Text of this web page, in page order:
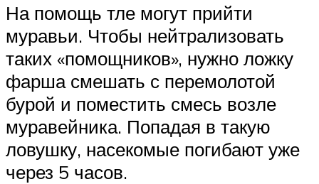
На помощь тле могут прийти
муравьи. Чтобы нейтрализовать
таких «помощников», нужно ложку
фарша смешать с перемолотой
бурой и поместить смесь возле
муравейника. Попадая в такую
ловушку, насекомые погибают уже
через 5 часов.